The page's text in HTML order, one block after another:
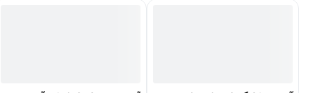
ویژگی‌های متمایز این دوره چیست؟